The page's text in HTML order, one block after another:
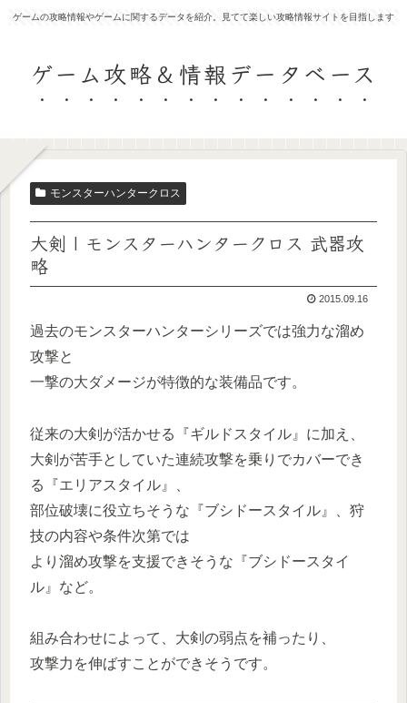
ゲームの攻略情報やゲームに関するデータを紹介。見てて楽しい攻略情報サイトを目指します
ゲーム攻略＆情報データベース
モンスターハンタークロス
大剣 | モンスターハンタークロス 武器攻
略
2015.09.16
過去のモンスターハンターシリーズでは強力な溜め
攻撃と
一撃の大ダメージが特徴的な装備品です。
従来の大剣が活かせる『ギルドスタイル』に加え、
大剣が苦手としていた連続攻撃を乗りでカバーでき
る『エリアスタイル』、
部位破壊に役立ちそうな『ブシドースタイル』、狩
技の内容や条件次第では
より溜め攻撃を支援できそうな『ブシドースタイ
ル』など。
組み合わせによって、大剣の弱点を補ったり、
攻撃力を伸ばすことができそうです。